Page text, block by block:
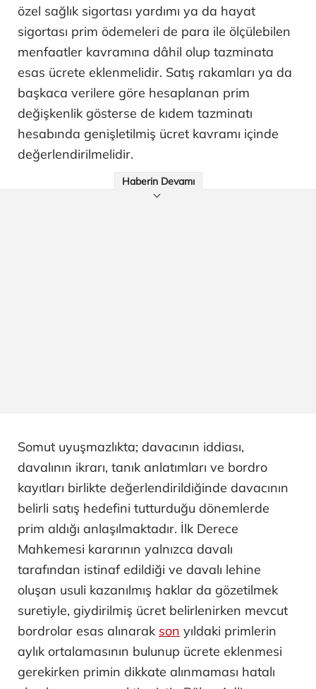
özel sağlık sigortası yardımı ya da hayat
sigortası prim ödemeleri de para ile ölçülebilen
menfaatler kavramına dâhil olup tazminata
esas ücrete eklenmelidir. Satış rakamları ya da
başkaca verilere göre hesaplanan prim
değişkenlik gösterse de kıdem tazminatı
hesabında genişletilmiş ücret kavramı içinde
değerlendirilmelidir.
Haberin Devamı
Somut uyuşmazlıkta; davacının iddiası,
davalının ikrarı, tanık anlatımları ve bordro
kayıtları birlikte değerlendirildiğinde davacının
belirli satış hedefini tutturduğu dönemlerde
prim aldığı anlaşılmaktadır. İlk Derece
Mahkemesi kararının yalnızca davalı
tarafından istinaf edildiği ve davalı lehine
oluşan usuli kazanılmış haklar da gözetilmek
suretiyle, giydirilmiş ücret belirlenirken mevcut
bordrolar esas alınarak son yıldaki primlerin
aylık ortalamasının bulunup ücrete eklenmesi
gerekirken primin dikkate alınmaması hatalı